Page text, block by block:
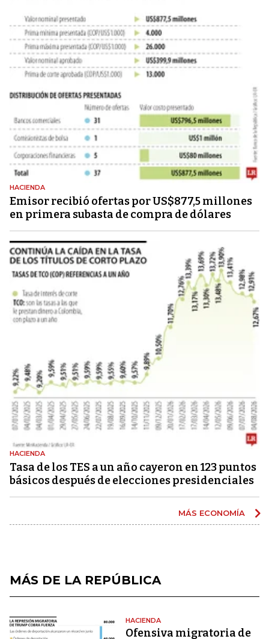
HACIENDA
Emisor recibió ofertas por US$877,5 millones
en primera subasta de compra de dólares
HACIENDA
Tasa de los TES a un año cayeron en 123 puntos
básicos después de elecciones presidenciales
MÁS ECONOMÍA
MÁS DE LA REPÚBLICA
HACIENDA
Ofensiva migratoria de